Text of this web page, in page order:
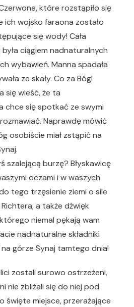
które rozstąpiło się
ich wojsko faraona zostało
się wody! Cała
ciągiem nadnaturalnych
wybawień. Manna spadała
ze skały. Co za Bóg!
się wieść, że ta
chce się spotkać ze swymi
Naprawdę mówić
osobiście miał zstąpić na
szalejącą burzę? Błyskawicę
oczami i w waszych
tego trzęsienie ziemi o sile
a także dźwięk
niemal pękają wam
nadnaturalne składniki
górze Synaj tamtego dnia!
zostali surowo ostrzeżeni,
nie zbliżali się do niej pod
święte miejsce, przerażające